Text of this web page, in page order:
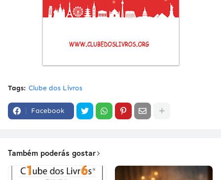
Tags: Clube dos Livros
Facebook
Também poderás gostar